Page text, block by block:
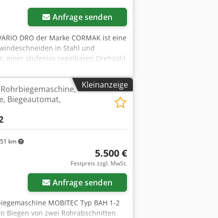
Anfrage senden
DRO der Marke CORMAK ist eine
in Stahl und
einer stufenlos regelbaren Drehzahl
Bearbeitung bei
Stabile, gusseiserne Basis und
reduziert Vibrationen und
des Spindels in 2 Bereichen:
für
(DRO) für 2 Achsen –
Automatischer
Bohrabweißens bei Tiefbohrungen.
schaltet das Spindel auf eine
und stabiles Drehmoment an der
und sichere Geometrie.
Nutbearbeitung und
Werkzeugrückzug. Effizientes
eine Überhitzung von Werkzeug
der Schneidwerkzeuge
Kleinanzeige
km
Biegeautomat,
5.500 €
Festpreis zzgl. MwSt.
Anfrage senden
MOBITEC Typ BAH 1-2
Biegen von zwei Rohrabschnitten